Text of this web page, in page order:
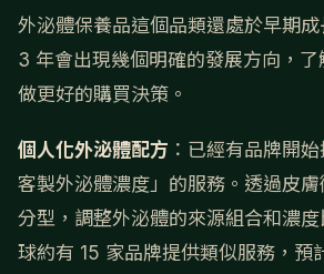
外泌體保養品這個品類還處於早期
3 年會出現幾個明確的發展方向，
做更好的購買決策。
個人化外泌體配方 ：已經有品牌開
客製外泌體濃度」的服務。透過皮
分型，調整外泌體的來源組合和濃
球約有 15 家品牌提供類似服務，預